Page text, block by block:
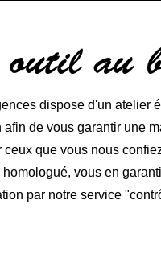
au
dispose d'un atelier
afin de vous garantir une
ceux que vous nous
vous en
par notre service